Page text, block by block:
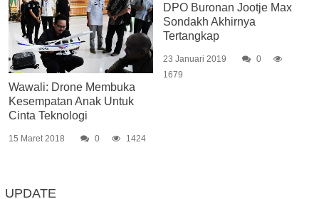
Wawali: Drone Membuka
Kesempatan Anak Untuk
Cinta Teknologi
15 Maret 2018 0 1424
DPO Buronan Jootje Max
Sondakh Akhirnya
Tertangkap
23 Januari 2019
0
1679
UPDATE